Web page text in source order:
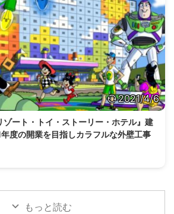
2021/4/6
ゾート・トイ・ストーリー・ホテル』建
度の開業を目指しカラフルな外壁工事
もっと読む